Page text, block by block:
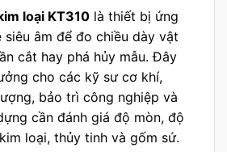
loại KT310 là thiết bị ứng
siêu âm để đo chiều dày vật
cắt hay phá hủy mẫu. Đây
cho các kỹ sư cơ khí,
bảo trì công nghiệp và
cần đánh giá độ mòn, độ
loại, thủy tinh và gốm sứ.